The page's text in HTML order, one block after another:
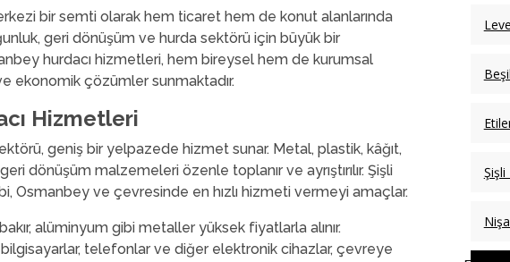
bir semti olarak hem ticaret hem de konut alanlarında
geri dönüşüm ve hurda sektörü için büyük bir
hurdacı hizmetleri, hem bireysel hem de kurumsal
ekonomik çözümler sunmaktadır.
Hizmetleri
geniş bir yelpazede hizmet sunar. Metal, plastik, kâğıt,
dönüşüm malzemeleri özenle toplanır ve ayrıştırılır. Şişli
Osmanbey ve çevresinde en hızlı hizmeti vermeyi amaçlar.
alüminyum gibi metaller yüksek fiyatlarla alınır.
telefonlar ve diğer elektronik cihazlar, çevreye
Şişli